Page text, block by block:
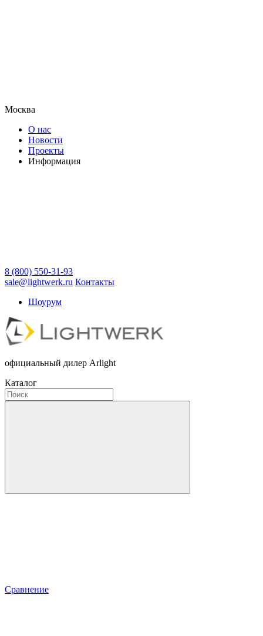
Москва
О нас
Новости
Проекты
Информация
8 (800) 550-31-93
sale@lightwerk.ru Контакты
Шоурум
официальный дилер Arlight
Каталог
Сравнение